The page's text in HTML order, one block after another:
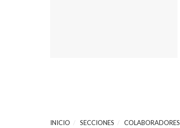
INICIO SECCIONES COLABORADORES